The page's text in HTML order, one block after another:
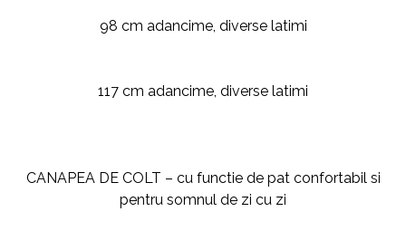
98 cm adancime, diverse latimi
117 cm adancime, diverse latimi
CANAPEA DE COLT – cu functie de pat confortabil si
pentru somnul de zi cu zi